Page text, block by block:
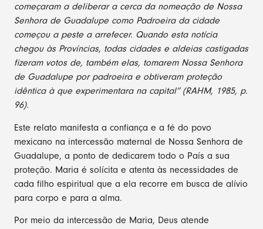
começaram a deliberar a cerca da nomeação de Nossa
Senhora de Guadalupe como Padroeira da cidade
começou a peste a arrefecer. Quando esta notícia
chegou às Províncias, todas cidades e aldeias castigadas
fizeram votos de, também elas, tomarem Nossa Senhora
de Guadalupe por padroeira e obtiveram proteção
idêntica à que experimentara na capital” (RAHM, 1985, p.
96).
Este relato manifesta a confiança e a fé do povo
mexicano na intercessão maternal de Nossa Senhora de
Guadalupe, a ponto de dedicarem todo o País a sua
proteção. Maria é solícita e atenta às necessidades de
cada filho espiritual que a ela recorre em busca de alívio
para corpo e para a alma.
Por meio da intercessão de Maria, Deus atende